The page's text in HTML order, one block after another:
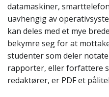
datamaskiner,
uavhengig av
kan deles med et mye
bekymre seg for at
studenter som deler
rapporter, eller forfattere
redaktører, er PDF et